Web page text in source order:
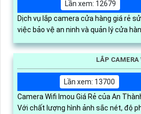
Lần xem: 12679
Dịch vụ lắp camera cửa hàng giá rẻ
LẮP
Lần xem: 13700
Camera Wifi Imou Giá Rẻ của An
Với chất lượng hình ảnh sắc nét, độ